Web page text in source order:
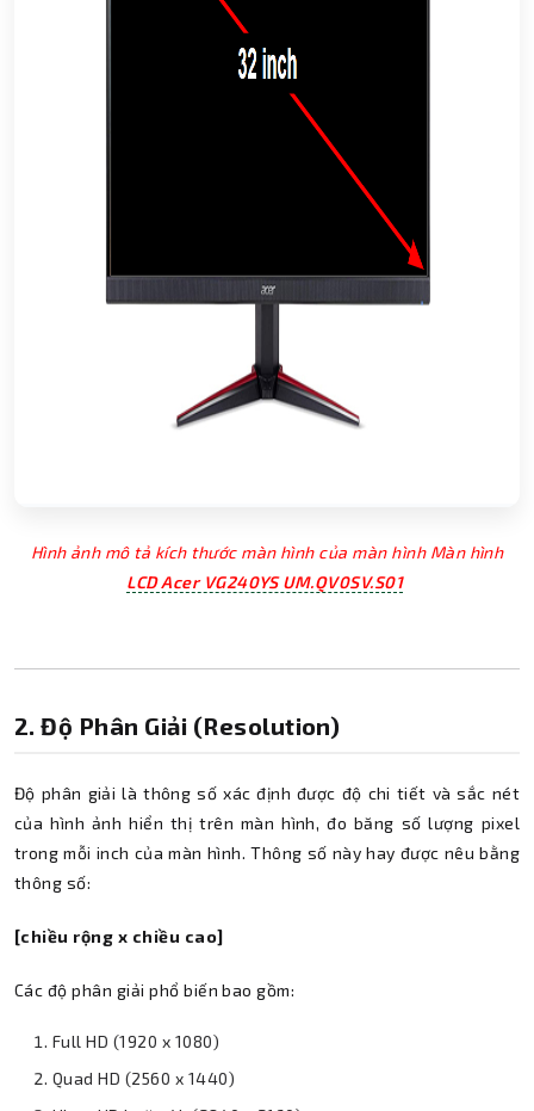
Hình ảnh mô tả kích thước màn hình của màn hình Màn hình
LCD Acer VG240YS UM.QV0SV.S01
2. Độ Phân Giải (Resolution)
Độ phân giải là thông số xác định được độ chi tiết và sắc nét
của hình ảnh hiển thị trên màn hình, đo băng số lượng pixel
trong mỗi inch của màn hình. Thông số này hay được nêu bằng
thông số:
[chiều rộng x chiều cao]
Các độ phân giải phổ biến bao gồm:
Full HD (1920 x 1080)
Quad HD (2560 x 1440)